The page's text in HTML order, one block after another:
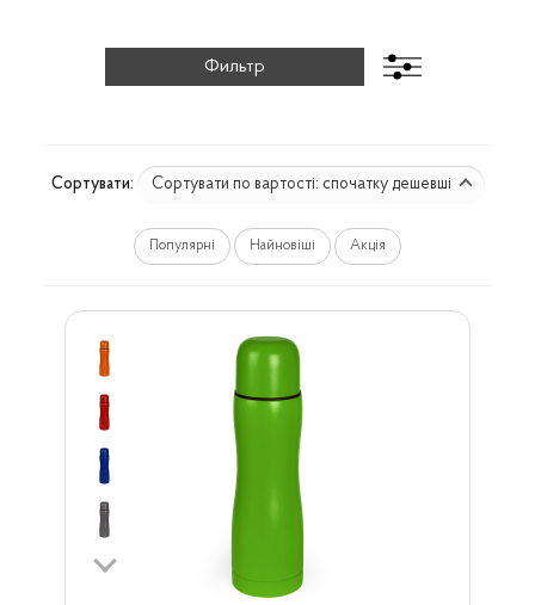
Сортувати: Сортувати по вартості: спочатку дешевші
Популярні Найновіші Акція